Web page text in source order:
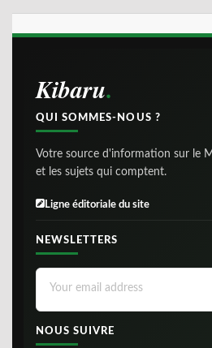
Kibaru
QUI SOMMES-NOUS ?
Votre source d'information sur le
et les sujets qui comptent.
Ligne éditoriale du site
NEWSLETTERS
NOUS SUIVRE